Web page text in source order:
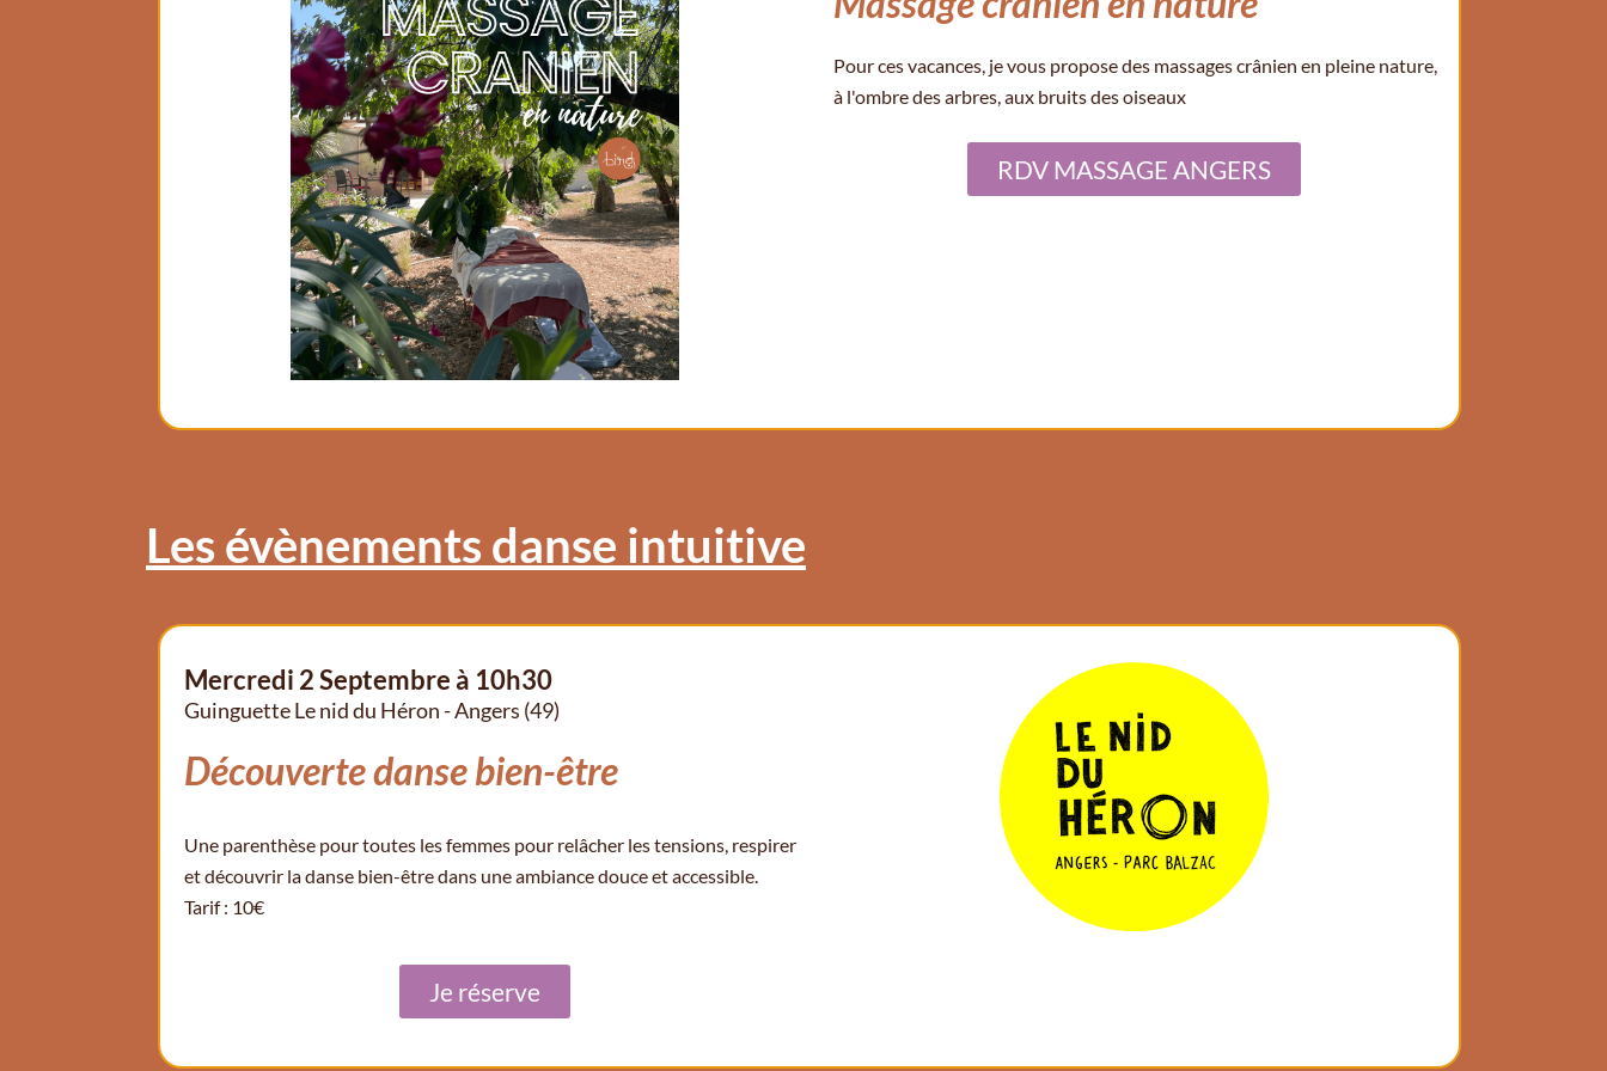
Pour ces vacances, je vous propose des massages crânien en pleine nature,
à l'ombre des arbres, aux bruits des oiseaux
RDV MASSAGE ANGERS
Les évènements danse intuitive
Mercredi 2 Septembre à 10h30
Guinguette Le nid du Héron - Angers (49)
Découverte danse bien-être
Une parenthèse pour toutes les femmes pour relâcher les tensions, respirer
et découvrir la danse bien-être dans une ambiance douce et accessible.
Tarif : 10€
Je réserve